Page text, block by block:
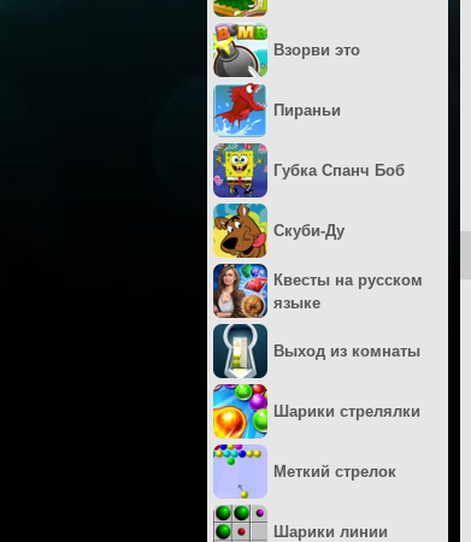
Взорви это
Пираньи
Губка Спанч Боб
Скуби-Ду
Квесты на русском
языке
Выход из комнаты
Шарики стрелялки
Меткий стрелок
Шарики линии